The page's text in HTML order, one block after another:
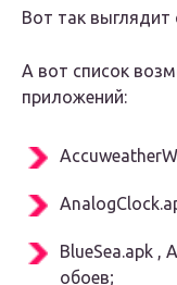
Вот так
А вот список
приложений:
BlueSea.apk ,
обоев;